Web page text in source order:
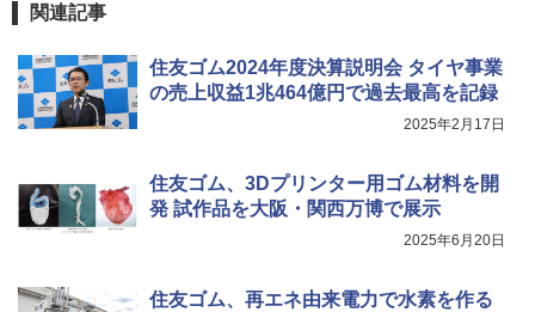
関連記事
住友ゴム2024年度決算説明会 タイヤ事業
の売上収益1兆464億円で過去最高を記録
2025年2月17日
住友ゴム、3Dプリンター用ゴム材料を開
発 試作品を大阪・関西万博で展示
2025年6月20日
住友ゴム、再エネ由来電力で水素を作る